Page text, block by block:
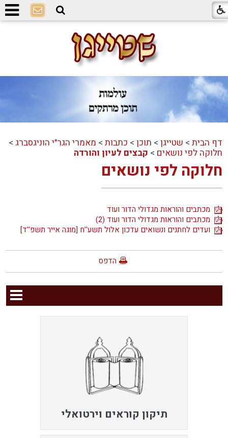
דף הבית > שטייגן > תוכן > כתבות > מאמרי הגר"י הוניגסברג >
חלוקה לפי נושאים > קבצים לעיון והורדה
חלוקה לפי נושאים
מכתבים והוראות מגדולי הדור ועוד
מכתבים והוראות מגדולי הדור ועוד (2)
ועדים לחתנים ונשואים עדכון אלול תשע''ח [מוגה אייר תשפ''ד]
הדפס
תיקון קוראים וירטואלי